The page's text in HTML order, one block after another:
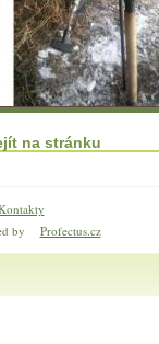
na stránku
by
Profectus.cz